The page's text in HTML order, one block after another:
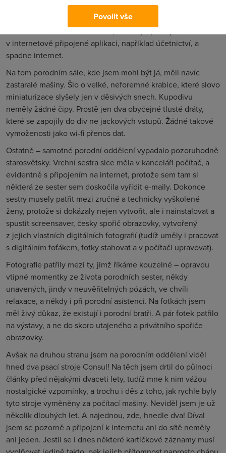
Jde o daleko větší strach, než když se se mnou rozloučí
externí disk, aniž co řekne, a nejde uložit rozepsaný
dokument. Daleko větší strach, než když pracujete
v internetově připojené aplikaci, například účetnictví, a
spadne internet.
Na tom porodním sále, kde jsem mohl být já, měli navíc
zastaralé mašiny. Šlo o velké, neforemné krabice, které slovo
miniaturizace slyšely jen v děsivých snech. Kupodivu
neměly žádné čipy. Prostě jen dva obyčejné tlusté dráty,
které se zapojily do div ne jackových vstupů. Žádné takové
vymoženosti jako wi-fi přenos dat.
Ostatně – samotné porodní oddělení vypadalo pozoruhodně
starosvětsky. Vrchní sestra sice měla v kanceláři počítač, a
evidentně s připojením na internet, protože sem tam si
některá ze sester sem doskočila vyřídit e-maily. Dokonce
sestry musely patřit mezi zručné a technicky vyškolené
ženy, protože si dokázaly nejen vytvořit, ale i nainstalovat a
spustit screensaver, česky spořič obrazovky, vytvořený
z jejich vlastních digitálních fotografií (tudíž uměly i pracovat
s digitálním foťákem, fotky stahovat a v počítači upravovat).
Fotografie patřily mezi ty, jimž říkáme kouzelné – opravdu
vtipné momentky ze života porodních sester, někdy
unavených, jindy v neuvěřitelných pózách, ve chvíli
relaxace, a někdy i při porodní asistenci. Na fotkách jsem
měl živý důkaz, že existují i porodní bratři. A pár fotek patřilo
na výstavy, a ne do skoro utajeného a privátního spořiče
obrazovky.
Avšak na druhou stranu jsem na porodním oddělení viděl
hned dva psací stroje Consul! Na těch jsem drtil do půlnoci
články před nějakými dvaceti lety, tudíž mne k nim vážou
nostalgické vzpomínky, a trochu i děs z toho, jak rychle byly
tyto stroje vyměněny za počítací mašiny. Neviděl jsem je už
několik dlouhých let. A najednou, zde, hnedle dva! Díval
jsem se pozorně a připojení k internetu ani do sítě neměly
ani jeden. Jestli se i dnes některé kartičkové záznamy musí
Povolit vše